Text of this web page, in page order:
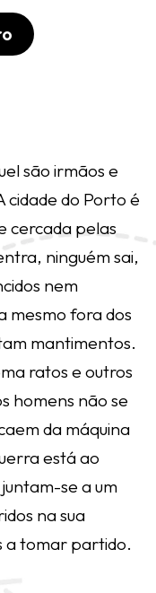
são irmãos e
cidade do Porto é
cercada pelas
ninguém sai,
nem
mesmo fora dos
mantimentos.
ratos e outros
homens não se
da máquina
está ao
se a um
na sua
a tomar partido.